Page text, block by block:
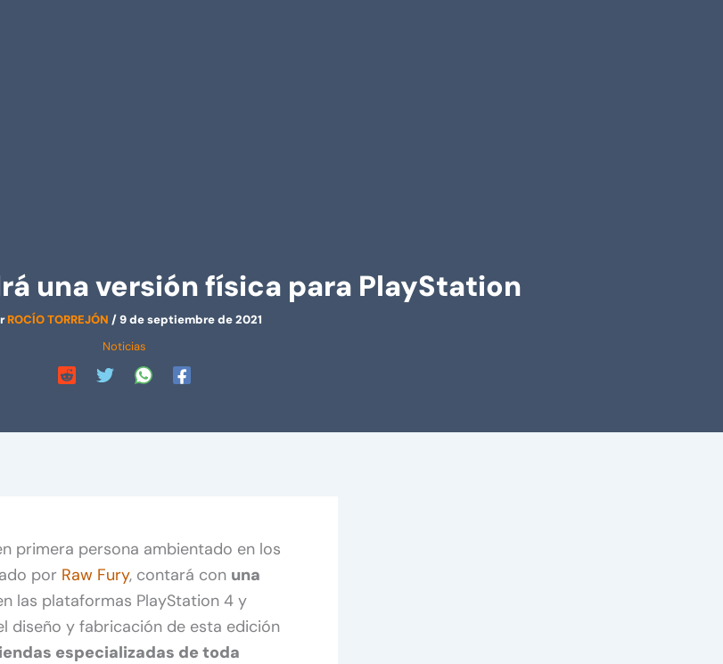
una versión física para PlayStation
ROCÍO TORREJÓN /9 de septiembre de 2021
Noticias
primera persona ambientado en los
por Raw Fury, contará con una
las plataformas PlayStation 4 y
diseño y fabricación de esta edición
especializadas de toda